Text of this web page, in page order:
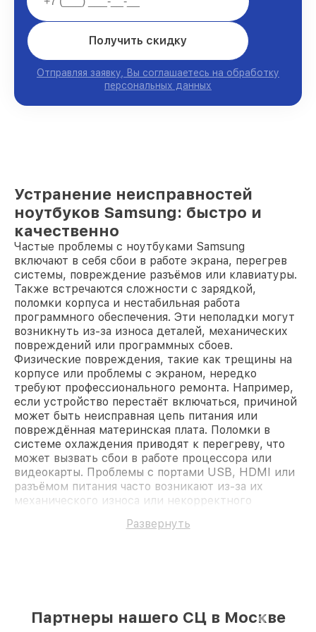
Получить скидку
Отправляя заявку, Вы соглашаетесь на обработку
персональных данных
Устранение неисправностей
ноутбуков Samsung: быстро и
качественно
Частые проблемы с ноутбуками Samsung
включают в себя сбои в работе экрана, перегрев
системы, повреждение разъёмов или клавиатуры.
Также встречаются сложности с зарядкой,
поломки корпуса и нестабильная работа
программного обеспечения. Эти неполадки могут
возникнуть из-за износа деталей, механических
повреждений или программных сбоев.
Физические повреждения, такие как трещины на
корпусе или проблемы с экраном, нередко
требуют профессионального ремонта. Например,
если устройство перестаёт включаться, причиной
может быть неисправная цепь питания или
повреждённая материнская плата. Поломки в
системе охлаждения приводят к перегреву, что
может вызвать сбои в работе процессора или
видеокарты. Проблемы с портами USB, HDMI или
разъёмом питания часто возникают из-за их
механического износа или некорректного
Качественная диагностика
малейшие дефекты: от программных сбоев до
Развернуть
Партнеры нашего СЦ в Москве